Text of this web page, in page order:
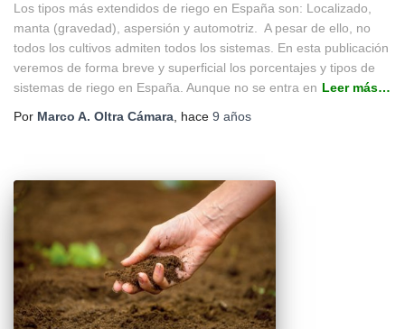
Los tipos más extendidos de riego en España son: Localizado,
manta (gravedad), aspersión y automotriz. A pesar de ello, no
todos los cultivos admiten todos los sistemas. En esta publicación
veremos de forma breve y superficial los porcentajes y tipos de
sistemas de riego en España. Aunque no se entra en Leer más…
Por Marco A. Oltra Cámara , hace 9 años